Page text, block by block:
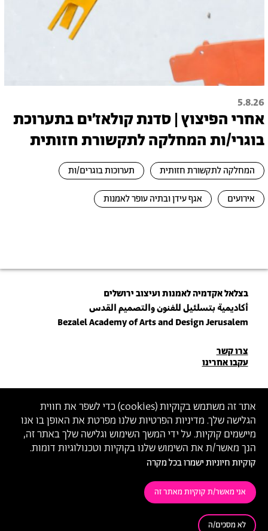
אתר זה משתמש בקוקיות (cookies) כדי לשפר את חווית
הגלישה שלך. מדיניות הפרטיות שלנו מפרטת את האופן בו אנו
מיישמים קוקיות. על ידי המשך השימוש וגלישה שלך באתר זה,
הנך מאשר/ת את השימוש שלנו בקוקיות וטכנולוגיות דומות.
קוקיות חיוניות ישמרו בכל מקרה
אני מאשר/ת קוקיות מאתר זה
לא מסכים/ה
5.8.26
אחרי הפיצוץ | סדנת קולאז׳ים בתערוכת
בוגרי/ות המחלקה לתקשורת חזותית
המחלקה לתקשורת חזותית תערוכות בוגרים/ות
אירועים אגף עידן ובתיה עופר לאמנות
בצלאל אקדמיה לאמנות ועיצוב ירושלים
أكاديمية بتسلئيل للفنون والتصميم القدس
Bezalel Academy of Arts and Design Jerusalem
פרטי
יצירת
קשר
צרו קשר
עקבו אחרינו
הצטרפו לניוזלטר שלנו
הכניסו כתובת מייל
ההצטרפות מהווה הסכמה למדיניות הפרטיות ול תנאי השימוש של בצלאל
הצהרת נגישות מדיניות פרטיות